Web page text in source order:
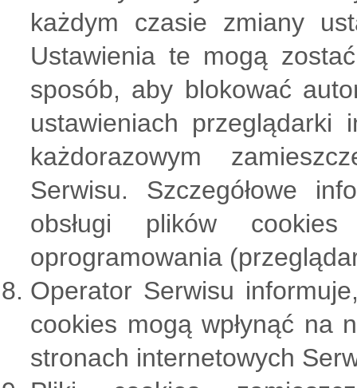
każdym czasie zmiany
Ustawienia te mogą
sposób, aby blokować
ustawieniach przeglądarki
każdorazowym
Serwisu. Szczegółowe
obsługi plików
oprogramowania
Operator Serwisu
cookies mogą wpłynąć na
stronach internetowych